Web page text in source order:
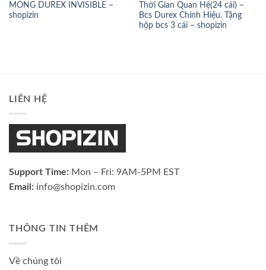
MỎNG DUREX INVISIBLE –
shopizin
Thời Gian Quan Hệ(24 cái) –
Bcs Durex Chính Hiệu. Tặng
hộp bcs 3 cái – shopizin
LIÊN HỆ
Support Time: Mon – Fri: 9AM-5PM EST
Email: info@shopizin.com
THÔNG TIN THÊM
Về chúng tôi